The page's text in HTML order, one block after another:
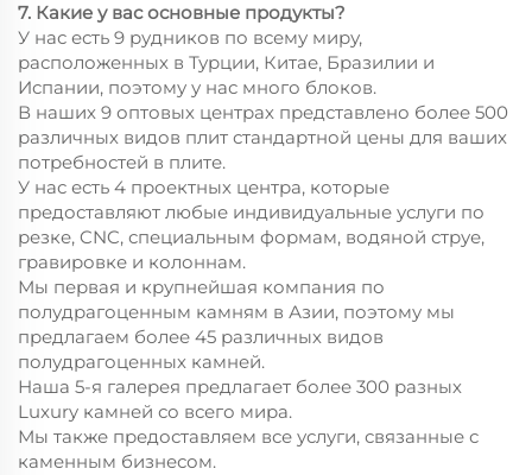
7. Какие у вас основные продукты?
У нас есть 9 рудников по всему миру,
расположенных в Турции, Китае, Бразилии и
Испании, поэтому у нас много блоков.
В наших 9 оптовых центрах представлено более 500
различных видов плит стандартной цены для ваших
потребностей в плите.
У нас есть 4 проектных центра, которые
предоставляют любые индивидуальные услуги по
резке, CNC, специальным формам, водяной струе,
гравировке и колоннам.
Мы первая и крупнейшая компания по
полудрагоценным камням в Азии, поэтому мы
предлагаем более 45 различных видов
полудрагоценных камней.
Наша 5-я галерея предлагает более 300 разных
Luxury камней со всего мира.
Мы также предоставляем все услуги, связанные с
каменным бизнесом.